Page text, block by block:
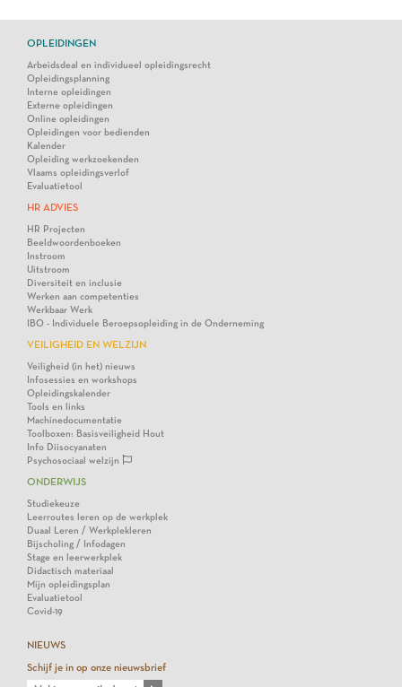
OPLEIDINGEN
Arbeidsdeal en individueel opleidingsrecht
Opleidingsplanning
Interne opleidingen
Externe opleidingen
Online opleidingen
Opleidingen voor bedienden
Kalender
Opleiding werkzoekenden
Vlaams opleidingsverlof
Evaluatietool
HR ADVIES
HR Projecten
Beeldwoordenboeken
Instroom
Uitstroom
Diversiteit en inclusie
Werken aan competenties
Werkbaar Werk
IBO - Individuele Beroepsopleiding in de Onderneming
VEILIGHEID EN WELZIJN
Veiligheid (in het) nieuws
Infosessies en workshops
Opleidingskalender
Tools en links
Machinedocumentatie
Toolboxen: Basisveiligheid Hout
Info Diisocyanaten
Psychosociaal welzijn
ONDERWIJS
Studiekeuze
Leerroutes leren op de werkplek
Duaal Leren / Werkplekleren
Bijscholing / Infodagen
Stage en leerwerkplek
Didactisch materiaal
Mijn opleidingsplan
Evaluatietool
Covid-19
NIEUWS
Schijf je in op onze nieuwsbrief